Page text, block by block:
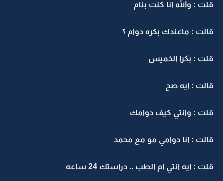
قلت : والله انا كنت بنام
قالت : ماعندك بكره دوام ؟
قلت : بكرا الخميس
قالت : ايه صح
قلت : وانتي كيف دوامك
قالت : انا دوامي مو مع محمد
قلت : ايه انتي ام الطب .. دراستك 24 ساعه